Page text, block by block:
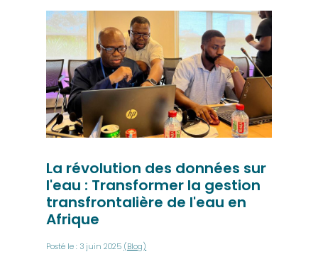
La révolution des données sur
l'eau : Transformer la gestion
transfrontalière de l'eau en
Afrique
Posté le : 3 juin 2025 (Blog)